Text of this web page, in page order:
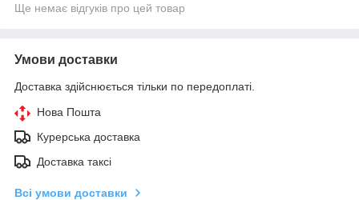
Ще немає відгуків про цей товар
Умови доставки
Доставка здійснюється тільки по передоплаті.
Нова Пошта
Курерська доставка
Доставка таксі
Всі умови доставки